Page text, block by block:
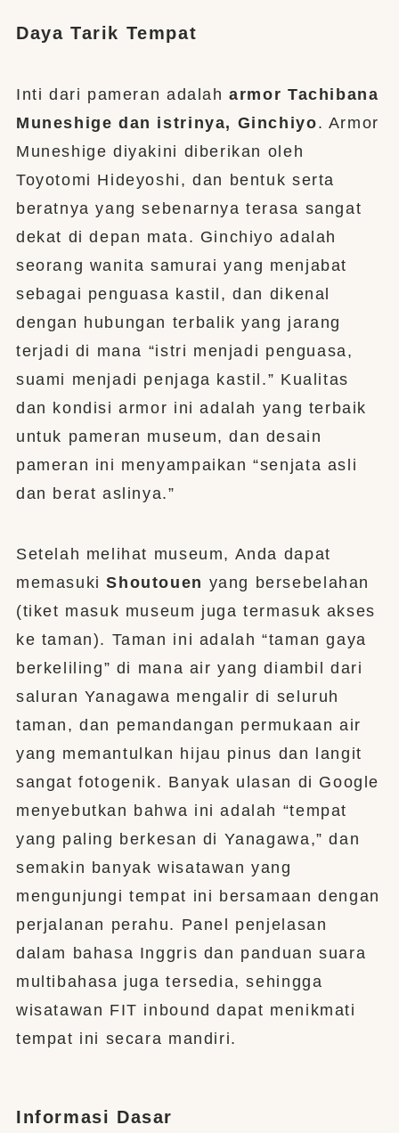
Daya Tarik Tempat
Inti dari pameran adalaharmor Tachibana
Muneshige dan istrinya, Ginchiyo. Armor
Muneshige diyakini diberikan oleh
Toyotomi Hideyoshi, dan bentuk serta
beratnya yang sebenarnya terasa sangat
dekat di depan mata. Ginchiyo adalah
seorang wanita samurai yang menjabat
sebagai penguasa kastil, dan dikenal
dengan hubungan terbalik yang jarang
terjadi di mana “istri menjadi penguasa,
suami menjadi penjaga kastil.” Kualitas
dan kondisi armor ini adalah yang terbaik
untuk pameran museum, dan desain
pameran ini menyampaikan “senjata asli
dan berat aslinya.”
Setelah melihat museum, Anda dapat
memasukiShoutouen yang bersebelahan
(tiket masuk museum juga termasuk akses
ke taman). Taman ini adalah “taman gaya
berkeliling” di mana air yang diambil dari
saluran Yanagawa mengalir di seluruh
taman, dan pemandangan permukaan air
yang memantulkan hijau pinus dan langit
sangat fotogenik. Banyak ulasan di Google
menyebutkan bahwa ini adalah “tempat
yang paling berkesan di Yanagawa,” dan
semakin banyak wisatawan yang
mengunjungi tempat ini bersamaan dengan
perjalanan perahu. Panel penjelasan
dalam bahasa Inggris dan panduan suara
multibahasa juga tersedia, sehingga
wisatawan FIT inbound dapat menikmati
tempat ini secara mandiri.
Informasi Dasar